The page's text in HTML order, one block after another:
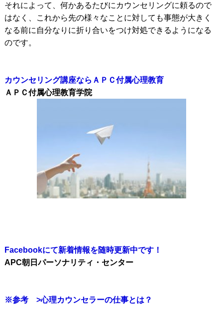
それによって、何かあるたびにカウンセリングに頼るので
はなく、これから先の様々なことに対しても事態が大きく
なる前に自分なりに折り合いをつけ対処できるようになる
のです。
カウンセリング講座ならＡＰＣ付属心理教育
ＡＰＣ付属心理教育学院
Facebookにて新着情報を随時更新中です！
APC朝日パーソナリティ・センター
※参考 >心理カウンセラーの仕事とは？